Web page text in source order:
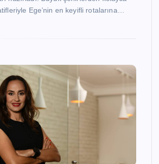
Ege’nin en keyifli rotalarına…